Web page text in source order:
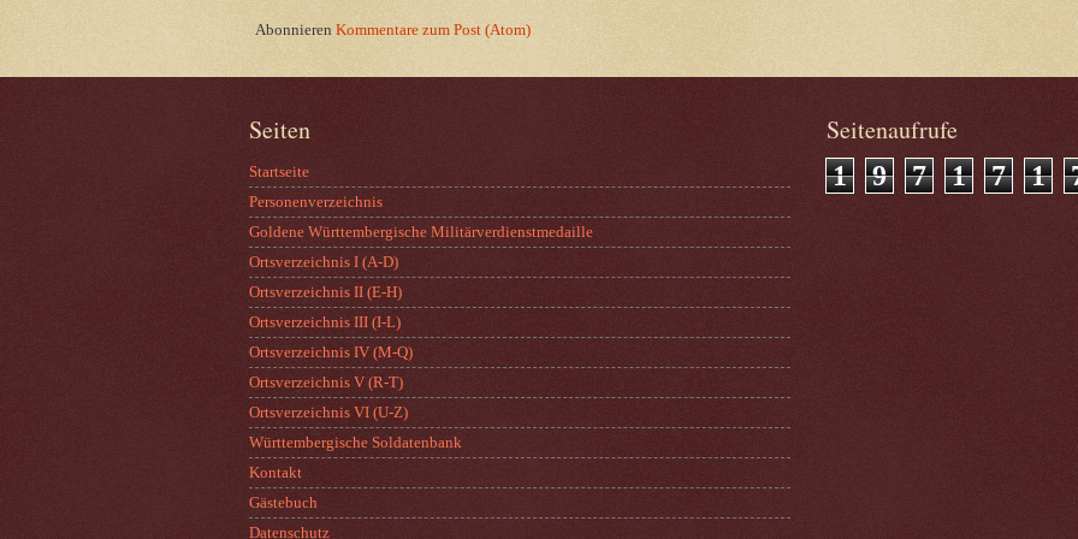
Abonnieren Kommentare zum Post (Atom)
Seiten
Startseite
Personenverzeichnis
Goldene Württembergische Militärverdienstmedaille
Ortsverzeichnis I (A-D)
Ortsverzeichnis II (E-H)
Ortsverzeichnis III (I-L)
Ortsverzeichnis IV (M-Q)
Ortsverzeichnis V (R-T)
Ortsverzeichnis VI (U-Z)
Württembergische Soldatenbank
Kontakt
Gästebuch
Datenschutz
Seitenaufrufe
1 9 7 1 7 1